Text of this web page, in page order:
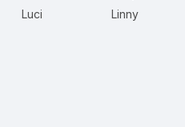
Luci
Linny